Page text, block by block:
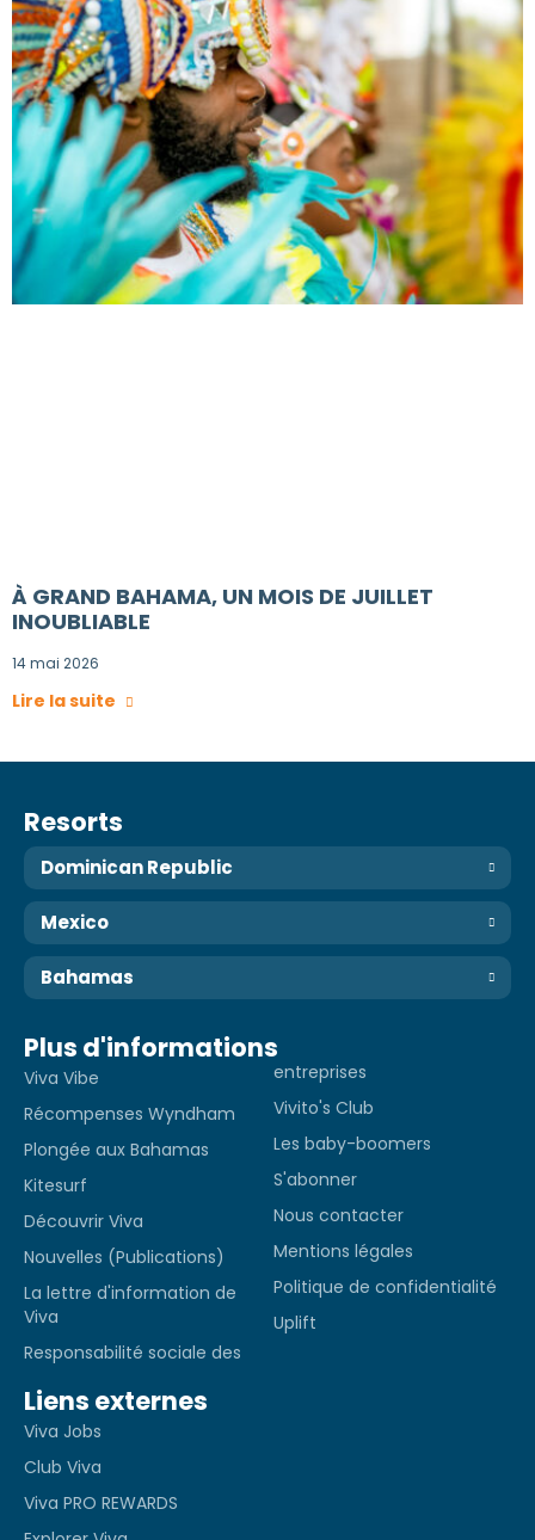
À GRAND BAHAMA, UN MOIS DE JUILLET
INOUBLIABLE
14 mai 2026
Lire la suite
Resorts
Dominican Republic
Mexico
Bahamas
Plus d'informations
Viva Vibe
Récompenses Wyndham
Plongée aux Bahamas
Kitesurf
Découvrir Viva
Nouvelles (Publications)
La lettre d'information de
Viva
Responsabilité sociale des
entreprises
Vivito's Club
Les baby-boomers
S'abonner
Nous contacter
Mentions légales
Politique de confidentialité
Uplift
Liens externes
Viva Jobs
Club Viva
Viva PRO REWARDS